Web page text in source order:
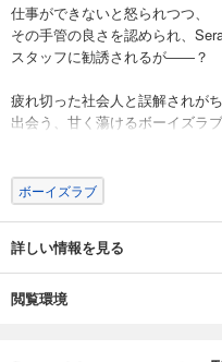
仕事ができないと怒られつつ、
その手管の良さを認められ、
スタッフに勧誘されるが――？
疲れ切った社会人と誤解されが
出会う、甘く蕩けるボーイズラ
ボーイズラブ
詳しい情報を見る
閲覧環境